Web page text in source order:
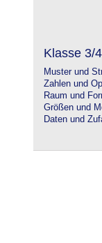
Klasse 3/4
Muster und
Zahlen und
Raum und
Größen und
Daten und